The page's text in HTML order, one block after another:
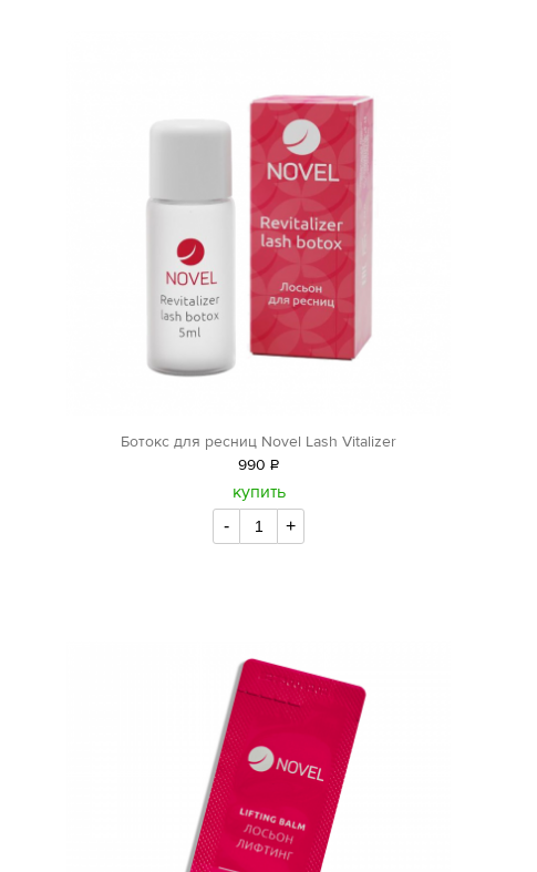
Ботокс для ресниц Novel Lash Vitalizer
990 Р
уб.
купить
- +